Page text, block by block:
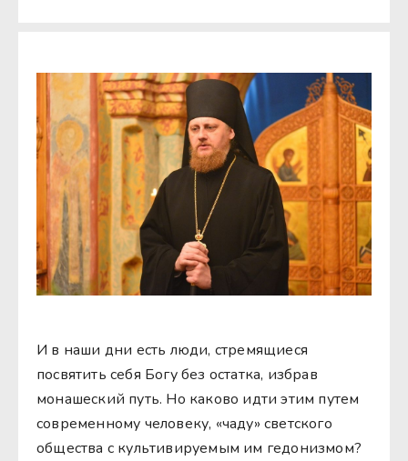
И в наши дни есть люди, стремящиеся
посвятить себя Богу без остатка, избрав
монашеский путь. Но каково идти этим путем
современному человеку, «чаду» светского
общества с культивируемым им гедонизмом?